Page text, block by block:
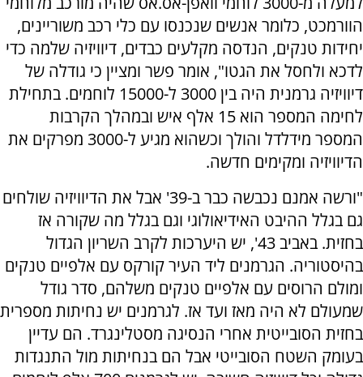
הוורמכט, כלומר אנשים שנכנסו עם כלי רכב משוריינים,
יחידות טנקים, הנדסה מקלעים כבדים, דיוויזיה שלמה כדי
לדכא ולחסל את הגטו", אומר פשר ומציין כי גודלה של
דיוויזיה גרמנית היה בין 3000 ל-15000 לוחמים. בתחילת
לחימה המספר הוא 15 אלף איש ובמהלך הקרבות
המספר מידלדל והולך וכשהוא מגיע ל-3000 מפרקים את
הדיוויזיה ומקימים חדשה.
"ורשה אמנם נכבשה כבר ב-39' אבל את הדיוויזיה שולחים
גם בגלל ההיבט האידיאולוגי וגם בגלל מה שקורה אז
בחזית. באביב 43', יש היערכות לקרב השריון הגדול
בהיסטוריה. הגרמנים ליד העיר קורקס עם אלפיים טנקים
ומולם הרוסים עם אלפיים טנקים משלהם, סדר גודל
שמעולם לא היה מאז ועד אז. לגרמנים יש נחיתות מספרית
בחזית הסובייטית אחרי הנסיגה מסטלינגרד. הם עדיין
בעומק השטח הסובייטי אבל הם בנחיתות מול התנגדות